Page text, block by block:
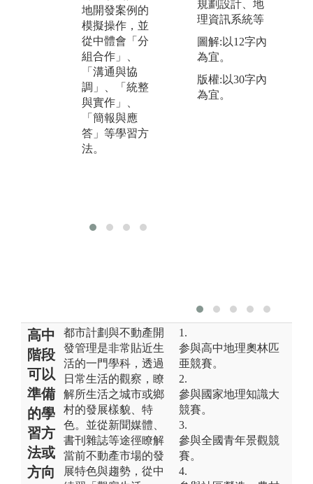
地開發案例的
模擬操作，並
從中體會「分
組合作」、
「溝通與協
調」、「統整
與實作」、
「簡報與應
答」等學習方
法。
AI、影像拍攝
與編輯等，透
過「軟體操
作」、「創新
模擬」、「案
例呈現」等學
習方法，將數
規劃設計、地
理資訊系統等
圖解:以12字內
為宜。
版權:以30字內
為宜。
高中
階段
可以
準備
的學
習方
法或
方向
都市計劃與不動產開
發管理是非常貼近生
活的一門學科，透過
日常生活的觀察，瞭
解所生活之城市或鄉
村的發展樣貌、特
色。並從新聞媒體、
書刊雜誌等途徑瞭解
當前不動產市場的發
展特色與趨勢，從中
1.
参與高中地理奧林匹
亜競賽。
2.
參與國家地理知識大
競賽。
3.
參與全國青年景觀競
賽。
4.